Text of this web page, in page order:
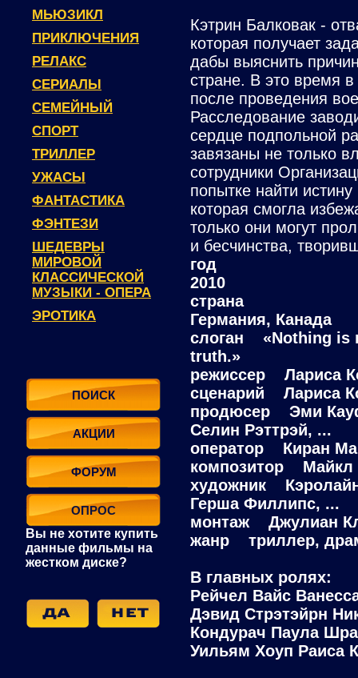
МЬЮЗИКЛ
ПРИКЛЮЧЕНИЯ
РЕЛАКС
СЕРИАЛЫ
СЕМЕЙНЫЙ
СПОРТ
ТРИЛЛЕР
УЖАСЫ
ФАНТАСТИКА
ФЭНТЕЗИ
ШЕДЕВРЫ
МИРОВОЙ
КЛАССИЧЕСКОЙ
МУЗЫКИ - ОПЕРА
ЭРОТИКА
ПОИСК
АКЦИИ
ФОРУМ
ОПРОС
Вы не хотите купить
данные фильмы на
жестком диске?
Кэтрин Балковак -
которая получает
дабы выяснить
стране. В это время в
после проведения
Расследование
сердце подпольной
завязаны не только
сотрудники
попытке найти
которая смогла
только они могут
и бесчинства,
год
2010
страна
Германия, Канада
слоган «Nothing is
truth.»
режиссер Лариса
сценарий Лариса
продюсер Эми
Селин Рэттрэй, ...
оператор Киран
композитор Майкл
художник
Герша Филлипс, ...
монтаж Джулиан
жанр триллер,
В главных ролях:
Рейчел Вайс
Дэвид Стрэтэйрн
Кондурач Паула
Уильям Хоуп Раиса